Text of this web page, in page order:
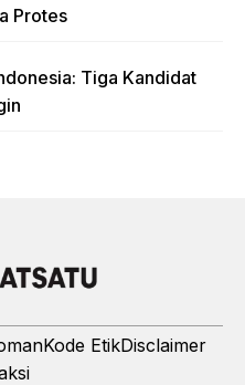
Protes
Tiga Kandidat
Kode EtikDisclaimer